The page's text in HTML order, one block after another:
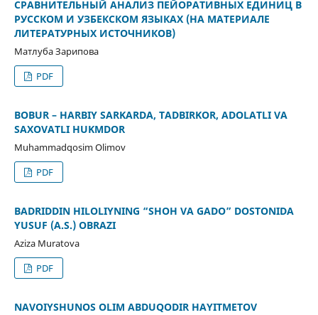
СРАВНИТЕЛЬНЫЙ АНАЛИЗ ПЕЙОРАТИВНЫХ ЕДИНИЦ В
РУССКОМ И УЗБЕКСКОМ ЯЗЫКАХ (НА МАТЕРИАЛЕ
ЛИТЕРАТУРНЫХ ИСТОЧНИКОВ)
Матлуба Зарипова
PDF
BOBUR – HARBIY SARKARDA, TADBIRKOR, ADOLATLI VA
SAXOVATLI HUKMDOR
Muhammadqosim Olimov
PDF
BADRIDDIN HILOLIYNING “SHOH VA GADO” DOSTONIDA
YUSUF (A.S.) OBRAZI
Aziza Muratova
PDF
NAVOIYSHUNOS OLIM ABDUQODIR HAYITMETOV